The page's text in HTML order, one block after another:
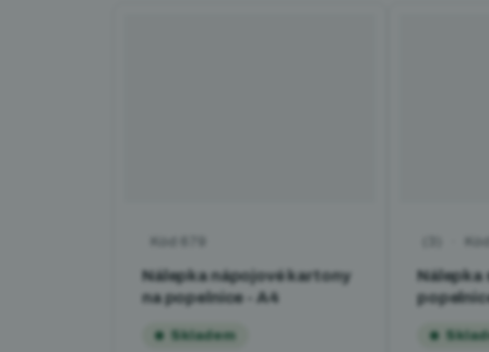
Nálepka nápojové kartony
na popelnice - A4
Skladem
Nálepka